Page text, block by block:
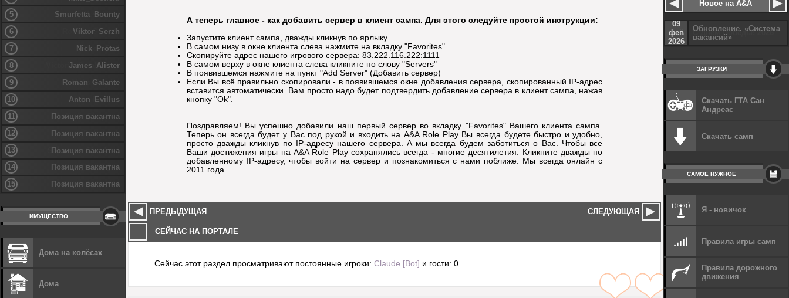
А теперь главное - как добавить сервер в клиент сампа. Для этого следуйте простой инструкции:
Запустите клиент сампа, дважды кликнув по ярлыку
В самом низу в окне клиента слева нажмите на вкладку "Favorites"
Скопируйте адрес нашего игрового сервера: 83.222.116.222:1111
В самом верху в окне клиента слева кликните по слову "Servers"
В появившемся нажмите на пункт "Add Server" (Добавить сервер)
Если Вы всё правильно скопировали - в появившемся окне добавления сервера, скопированный IP-адрес
вставится автоматически. Вам просто надо будет подтвердить добавление сервера в клиент сампа, нажав
кнопку "Ok".
Поздравляем! Вы успешно добавили наш первый сервер во вкладку "Favorites" Вашего клиента сампа.
Теперь он всегда будет у Вас под рукой и входить на A&A Role Play Вы всегда будете быстро и удобно,
просто дважды кликнув по IP-адресу нашего сервера. А мы всегда будем заботиться о Вас. Чтобы все
Ваши достижения игры на A&A Role Play сохранялись всегда - многие десятилетия. Кликните дважды по
добавленному IP-адресу, чтобы войти на сервер и познакомиться с нами поближе. Мы всегда онлайн с
2011 года.
ПРЕДЫДУЩАЯ СЛЕДУЮЩАЯ
СЕЙЧАС НА ПОРТАЛЕ
Сейчас этот раздел просматривают постоянные игроки:Claude [Bot] и гости: 0
5
Smurfetta_Bounty
6
Viktor_Serzh
7
Nick_Protas
8
James_Alister
9
Roman_Galante
10
Anton_Evillus
11
Позиция вакантна
12
Позиция вакантна
13
Позиция вакантна
14
Позиция вакантна
15
Позиция вакантна
ИМУЩЕСТВО
Дома на колёсах
Дома
Новое на A&A
09
фев
2026
Обновление. «Система
вакансий»
ЗАГРУЗКИ
Скачать ГТА Сан
Андреас
Скачать самп
САМОЕ НУЖНОЕ
Я - новичок
Правила игры самп
Правила дорожного
движения